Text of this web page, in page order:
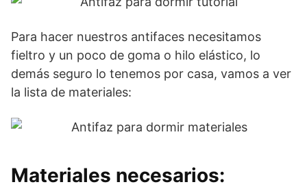
Para hacer nuestros antifaces necesitamos
fieltro y un poco de goma o hilo elástico, lo
demás seguro lo tenemos por casa, vamos a ver
la lista de materiales:
Materiales necesarios: